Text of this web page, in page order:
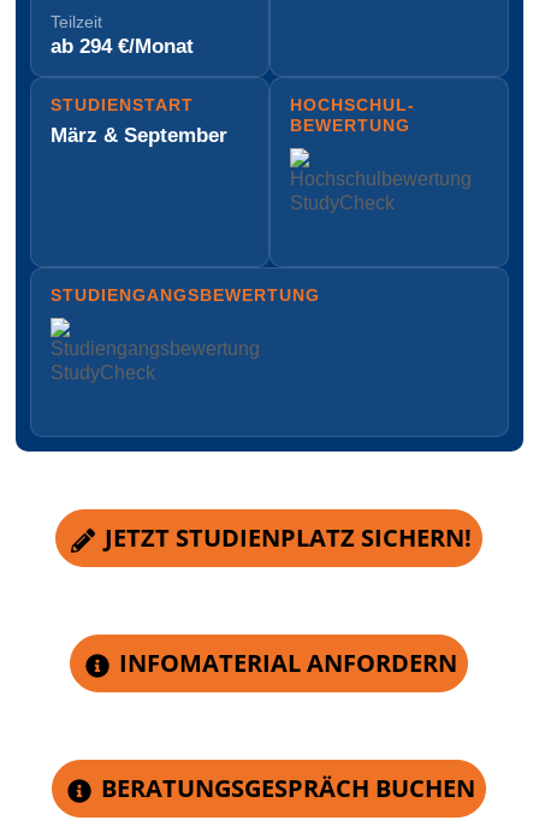
Teilzeit
ab 294 €/Monat
STUDIENSTART
März & September
HOCH­SCHUL­
BEWERTUNG
STUDIENGANGS­BEWERTUNG
JETZT STUDIENPLATZ SICHERN!
INFOMATERIAL ANFORDERN
BERATUNGSGESPRÄCH BUCHEN